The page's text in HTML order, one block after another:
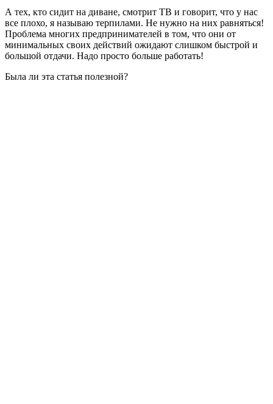
А тех, кто сидит на диване, смотрит ТВ и говорит, что у нас
все плохо, я называю терпилами. Не нужно на них равняться!
Проблема многих предпринимателей в том, что они от
минимальных своих действий ожидают слишком быстрой и
большой отдачи. Надо просто больше работать!
Была ли эта статья полезной?